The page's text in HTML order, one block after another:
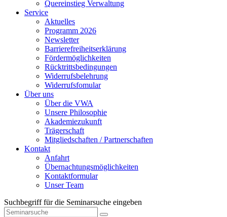
Quereinstieg Verwaltung
Service
Aktuelles
Programm 2026
Newsletter
Barrierefreiheitserklärung
Fördermöglichkeiten
Rücktrittsbedingungen
Widerrufsbelehrung
Widerrufsfomular
Über uns
Über die VWA
Unsere Philosophie
Akademiezukunft
Trägerschaft
Mitgliedschaften / Partnerschaften
Kontakt
Anfahrt
Übernachtungsmöglichkeiten
Kontaktformular
Unser Team
Suchbegriff für die Seminarsuche eingeben